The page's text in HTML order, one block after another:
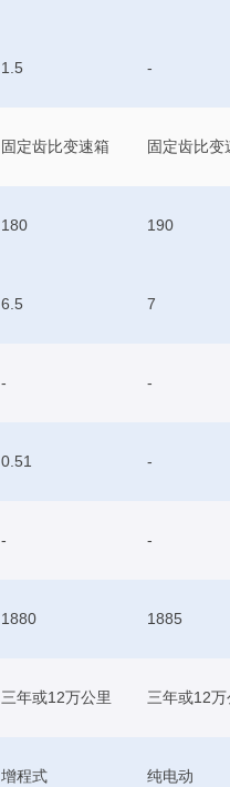
1.5 -
固定齿比变速箱 固定齿比变
180 190
6.5 7
- -
0.51 -
- -
1880 1885
三年或12万公里 三年或12万
增程式 纯电动